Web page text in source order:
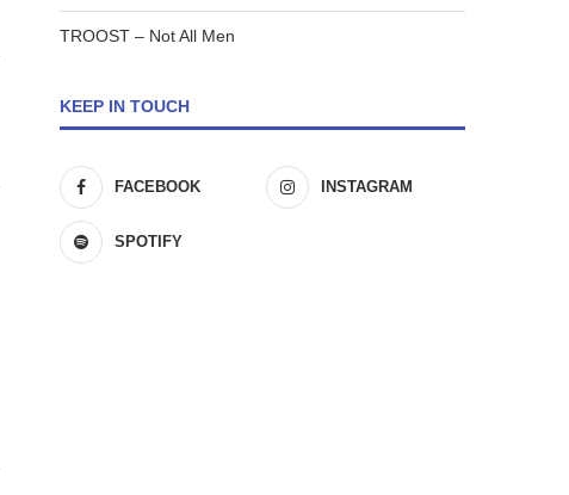
TROOST – Not All Men
KEEP IN TOUCH
FACEBOOK INSTAGRAM
SPOTIFY